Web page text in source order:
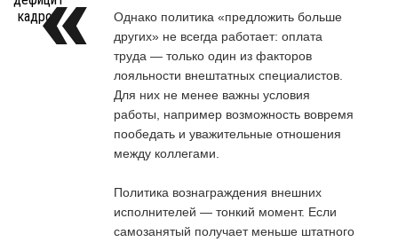
Однако политика «предложить больше
других» не всегда работает: оплата
труда — только один из факторов
лояльности внештатных специалистов.
Для них не менее важны условия
работы, например возможность вовремя
пообедать и уважительные отношения
между коллегами.
Политика вознаграждения внешних
исполнителей — тонкий момент. Если
самозанятый получает меньше штатного